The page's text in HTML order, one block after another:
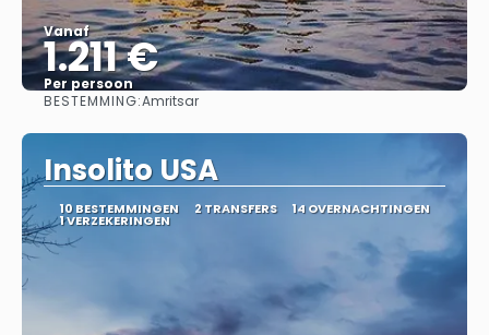
Vanaf
1.211 €
Per persoon
BESTEMMING:Amritsar
Insolito USA
10 BESTEMMINGEN 2 TRANSFERS 14 OVERNACHTINGEN
1 VERZEKERINGEN